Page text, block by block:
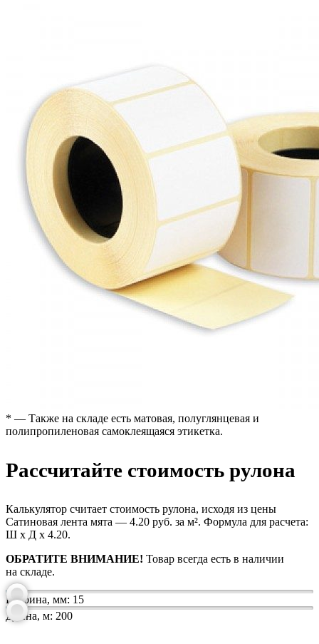
* — Также на складе есть матовая, полуглянцевая и
полипропиленовая самоклеящаяся этикетка.
Рассчитайте стоимость рулона
Калькулятор считает стоимость рулона, исходя из цены
Сатиновая лента мята — 4.20 руб. за м². Формула для расчета:
Ш х Д х 4.20.
ОБРАТИТЕ ВНИМАНИЕ! Товар всегда есть в наличии
на складе.
Ширина, мм: 15
Длина, м: 200